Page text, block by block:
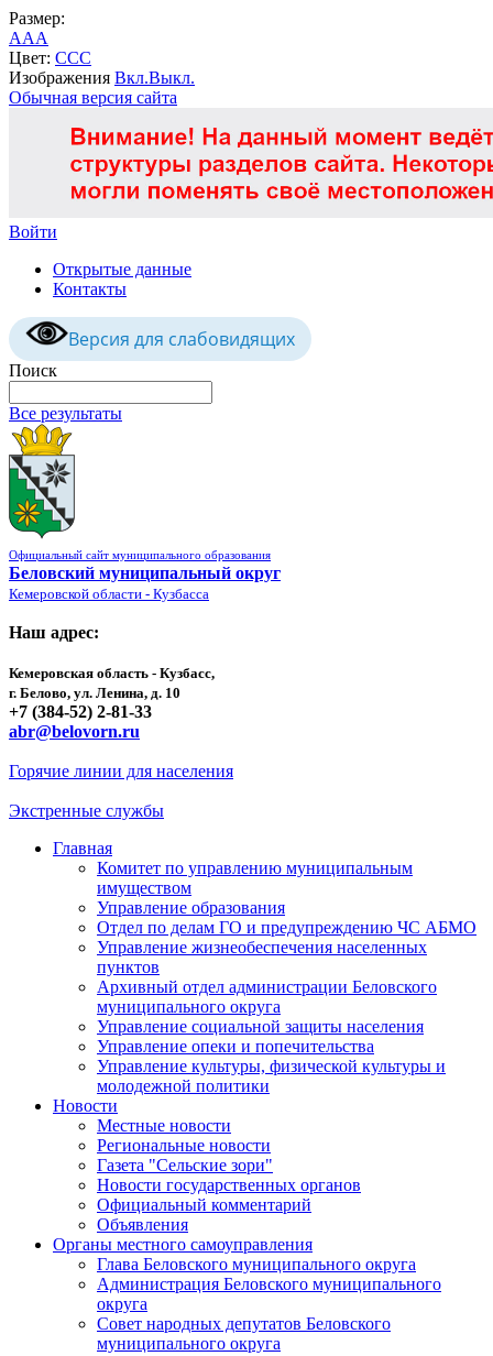
Размер:
AAA
Цвет: CCC
Изображения Вкл.Выкл.
Обычная версия сайта
Войти
Открытые данные
Контакты
Версия для слабовидящих
Поиск
Все результаты
Официальный сайт муниципального образования
Беловский муниципальный округ
Кемеровской области - Кузбасса
Наш адрес:
Кемеровская область - Кузбасс,
г. Белово, ул. Ленина, д. 10
+7 (384-52) 2-81-33
abr@belovorn.ru
Горячие линии для населения
Экстренные службы
Главная
Комитет по управлению муниципальным
имуществом
Управление образования
Отдел по делам ГО и предупреждению ЧС АБМО
Управление жизнеобеспечения населенных
пунктов
Архивный отдел администрации Беловского
муниципального округа
Управление социальной защиты населения
Управление опеки и попечительства
Управление культуры, физической культуры и
молодежной политики
Новости
Местные новости
Региональные новости
Газета "Сельские зори"
Новости государственных органов
Официальный комментарий
Объявления
Органы местного самоуправления
Глава Беловского муниципального округа
Администрация Беловского муниципального
округа
Совет народных депутатов Беловского
муниципального округа